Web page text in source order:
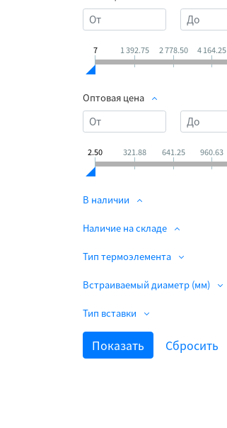
7 1 392.75 2 778.50 4 164.25
Оптовая цена
2.50 321.88 641.25 960.63
В наличии
Наличие на складе
Тип термоэлемента
Встраиваемый диаметр (мм)
Тип вставки